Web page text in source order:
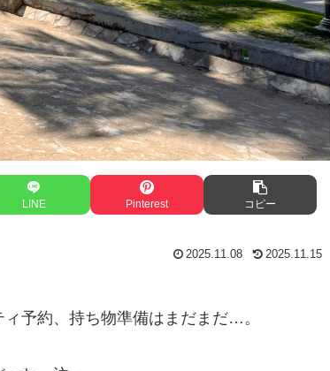
LINE Pinterest コピー
2025.11.08 2025.11.15
予約、持ち物準備はまだまだ…。